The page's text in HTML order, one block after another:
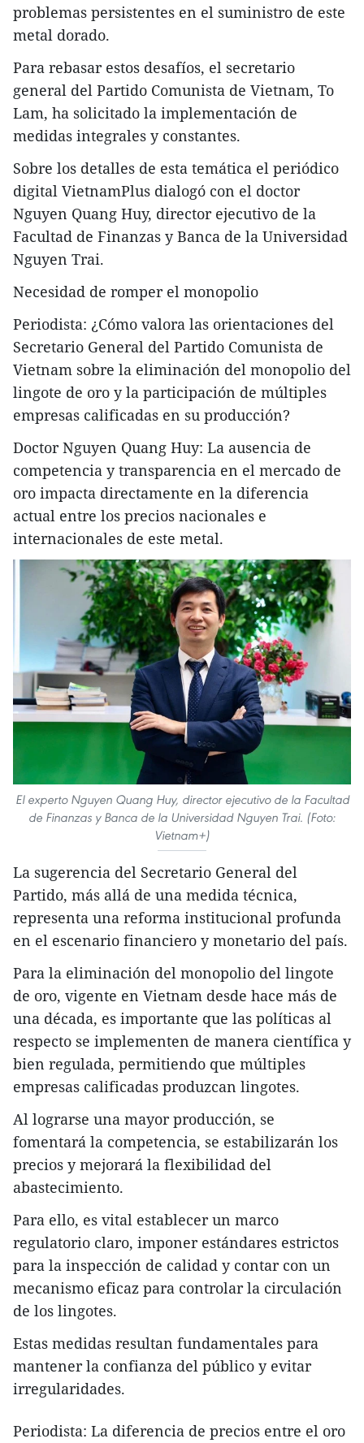
problemas persistentes en el suministro de este
metal dorado.
Para rebasar estos desafíos, el secretario
general del Partido Comunista de Vietnam, To
Lam, ha solicitado la implementación de
medidas integrales y constantes.
Sobre los detalles de esta temática el periódico
digital VietnamPlus dialogó con el doctor
Nguyen Quang Huy, director ejecutivo de la
Facultad de Finanzas y Banca de la Universidad
Nguyen Trai.
Necesidad de romper el monopolio
Periodista: ¿Cómo valora las orientaciones del
Secretario General del Partido Comunista de
Vietnam sobre la eliminación del monopolio del
lingote de oro y la participación de múltiples
empresas calificadas en su producción?
Doctor Nguyen Quang Huy: La ausencia de
competencia y transparencia en el mercado de
oro impacta directamente en la diferencia
actual entre los precios nacionales e
internacionales de este metal.
El experto Nguyen Quang Huy, director ejecutivo de la Facultad
de Finanzas y Banca de la Universidad Nguyen Trai. (Foto:
Vietnam+)
La sugerencia del Secretario General del
Partido, más allá de una medida técnica,
representa una reforma institucional profunda
en el escenario financiero y monetario del país.
Para la eliminación del monopolio del lingote
de oro, vigente en Vietnam desde hace más de
una década, es importante que las políticas al
respecto se implementen de manera científica y
bien regulada, permitiendo que múltiples
empresas calificadas produzcan lingotes.
Al lograrse una mayor producción, se
fomentará la competencia, se estabilizarán los
precios y mejorará la flexibilidad del
abastecimiento.
Para ello, es vital establecer un marco
regulatorio claro, imponer estándares estrictos
para la inspección de calidad y contar con un
mecanismo eficaz para controlar la circulación
de los lingotes.
Estas medidas resultan fundamentales para
mantener la confianza del público y evitar
irregularidades.
Periodista: La diferencia de precios entre el oro